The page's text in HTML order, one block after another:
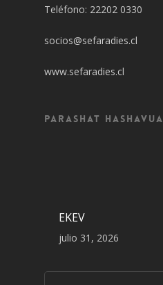
Teléfono: 22202 0330
socios@sefaradies.cl
www.sefaradies.cl
Parashat Hashavua
EKEV
julio 31, 2026